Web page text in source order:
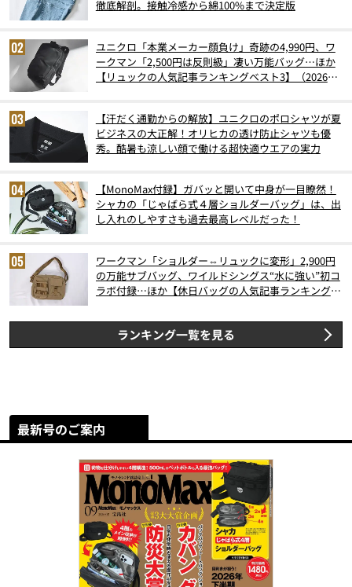
徹底解剖。接触冷感から綿100%まで決定版
ユニクロ「本業メーカー顔負け」奇跡の4,990円、ワ
ークマン「2,500円は反則級」凄い万能バッグ…ほか
【リュックの人気記事ランキングベスト3】（2026年
【汗だく通勤からの解放】ユニクロのポロシャツが夏
ビジネスの大正解！オリヒカの透け防止シャツも優
秀。酷暑も涼しい顔で働ける超快適ウエアの実力
【MonoMax付録】ガバッと開いて中身が一目瞭然！
シャカの「じゃばら式４層ショルダーバッグ」は、出
し入れのしやすさも過去最高レベルだった！
ワークマン「ショルダー⇔リュックに変形」2,900円
の万能サブバッグ、ワイルドシングス“水に強い”初コ
ラボ付録…ほか【休日バッグの人気記事ランキングベ
ランキング一覧を見る
最新号のご案内